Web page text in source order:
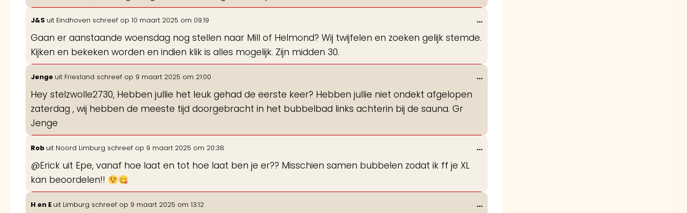
J&S uit Eindhoven schreef op 10 maart 2025 om 09:19
Gaan er aanstaande woensdag nog stellen naar Mill of Helmond? Wij twijfelen en zoeken gelijk stemde.
Kijken en bekeken worden en indien klik is alles mogelijk. Zijn midden 30.
...Wissel
Jenge uit Friesland schreef op 9 maart 2025 om 21:00
Hey stelzwolle2730, Hebben jullie het leuk gehad de eerste keer? Hebben jullie niet ondekt afgelopen
zaterdag , wij hebben de meeste tijd doorgebracht in het bubbelbad links achterin bij de sauna. Gr
Jenge
...Wissel
Rob uit Noord Limburg schreef op 9 maart 2025 om 20:38
@Erick uit Epe, vanaf hoe laat en tot hoe laat ben je er?? Misschien samen bubbelen zodat ik ff je XL
kan beoordelen!!
...Wissel
H en E uit Limburg schreef op 9 maart 2025 om 13:12 ...Wissel